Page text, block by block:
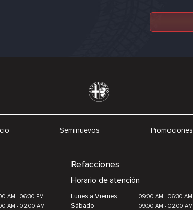
Seminuevos Promociones
AM - 06:30 PM
AM - 02:00 AM
Refacciones
Horario de atención
Lunes a Viernes 09:00 AM - 06:30 AM
Sábado 09:00 AM - 02:00 AM